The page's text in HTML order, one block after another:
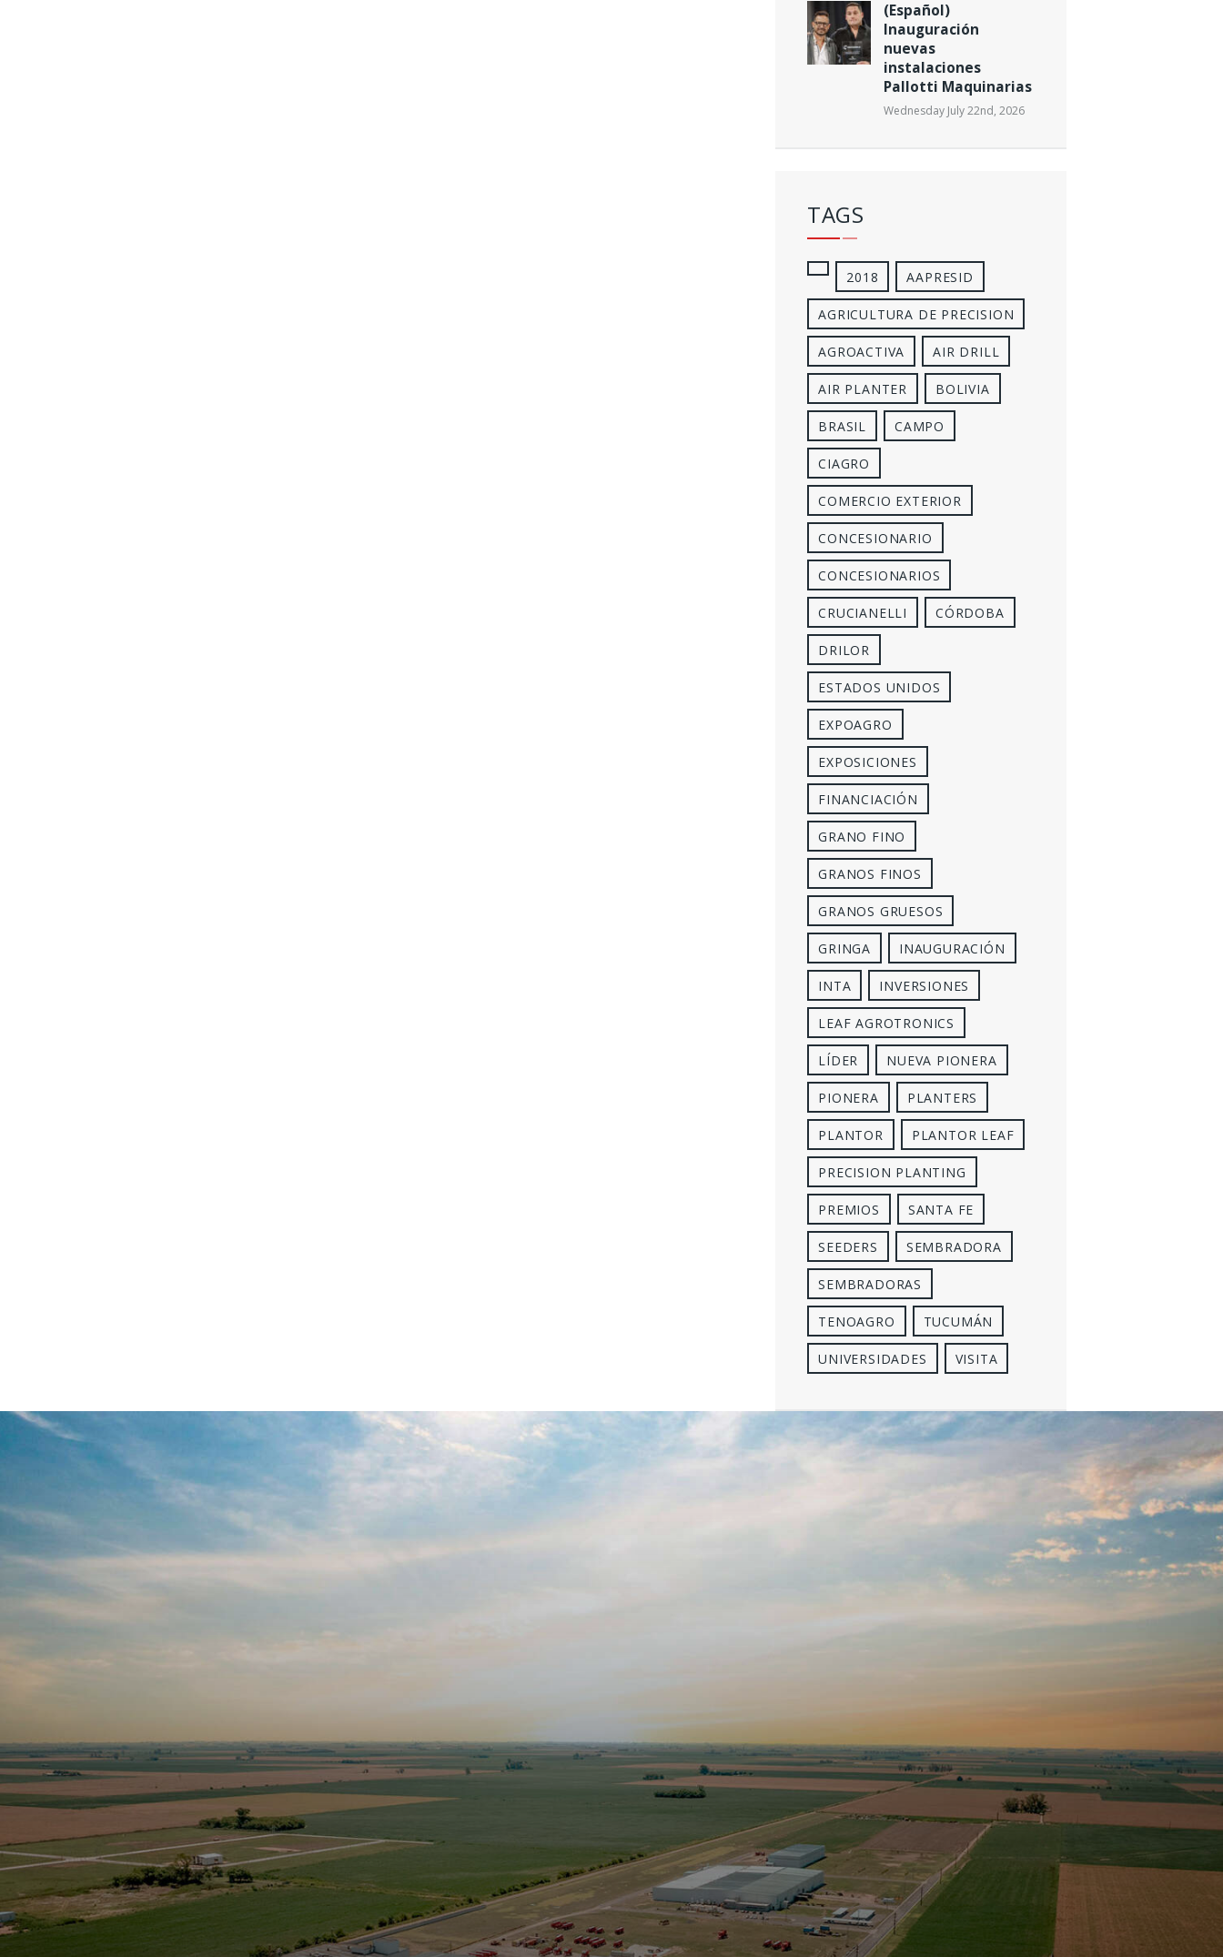
(Español)
Inauguración
nuevas
instalaciones
Pallotti Maquinarias
Wednesday July 22nd, 2026
TAGS
2018 AAPRESID
AGRICULTURA DE PRECISION
AGROACTIVA AIR DRILL
AIR PLANTER BOLIVIA
BRASIL CAMPO
CIAGRO
COMERCIO EXTERIOR
CONCESIONARIO
CONCESIONARIOS
CRUCIANELLI CÓRDOBA
DRILOR
ESTADOS UNIDOS
EXPOAGRO
EXPOSICIONES
FINANCIACIÓN
GRANO FINO
GRANOS FINOS
GRANOS GRUESOS
GRINGA INAUGURACIÓN
INTA INVERSIONES
LEAF AGROTRONICS
LÍDER NUEVA PIONERA
PIONERA PLANTERS
PLANTOR PLANTOR LEAF
PRECISION PLANTING
PREMIOS SANTA FE
SEEDERS SEMBRADORA
SEMBRADORAS
TENOAGRO TUCUMÁN
UNIVERSIDADES VISITA